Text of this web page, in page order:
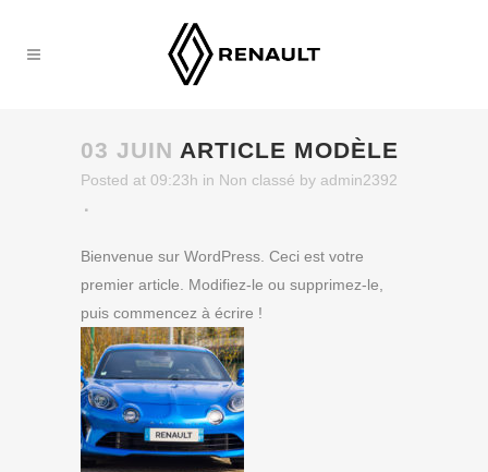
03 JUIN ARTICLE MODÈLE
Posted at 09:23h in Non classé by admin2392
Bienvenue sur WordPress. Ceci est votre
premier article. Modifiez-le ou supprimez-le,
puis commencez à écrire !